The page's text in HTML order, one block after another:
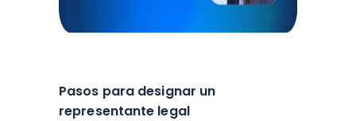
Pasos para designar un
representante legal